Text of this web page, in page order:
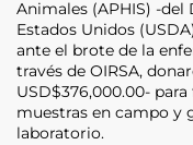
Animales (APHIS) -
Estados Unidos
ante el brote de la
través de OIRSA,
USD$376,000.00-
muestras en campo y
laboratorio.